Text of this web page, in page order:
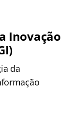
Inovação
da